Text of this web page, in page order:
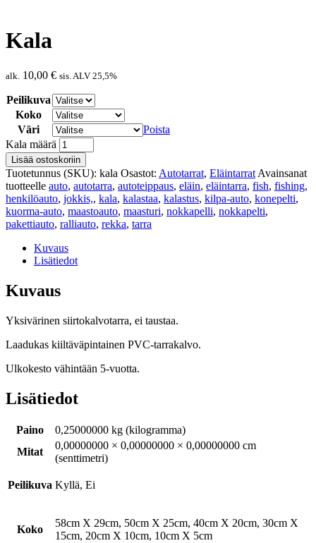
Kala
alk. 10,00 € sis. ALV 25,5%
Peilikuva
Koko
Väri
Poista
Kala määrä
Lisää ostoskoriin
Tuotetunnus (SKU): kala Osastot: Autotarrat, Eläintarrat Avainsanat
tuotteelle auto, autotarra, autoteippaus, eläin, eläintarra, fish, fishing,
henkilöauto, jokkis,, kala, kalastaa, kalastus, kilpa-auto, konepelti,
kuorma-auto, maastoauto, maasturi, nokkapelli, nokkapelti,
pakettiauto, ralliauto, rekka, tarra
Kuvaus
Lisätiedot
Kuvaus
Yksivärinen siirtokalvotarra, ei taustaa.
Laadukas kiiltäväpintainen PVC-tarrakalvo.
Ulkokesto vähintään 5-vuotta.
Lisätiedot
Paino
0,25000000 kg (kilogramma)
Mitat
0,00000000 × 0,00000000 × 0,00000000 cm
(senttimetri)
Peilikuva Kyllä, Ei
Koko
58cm X 29cm, 50cm X 25cm, 40cm X 20cm, 30cm X
15cm, 20cm X 10cm, 10cm X 5cm